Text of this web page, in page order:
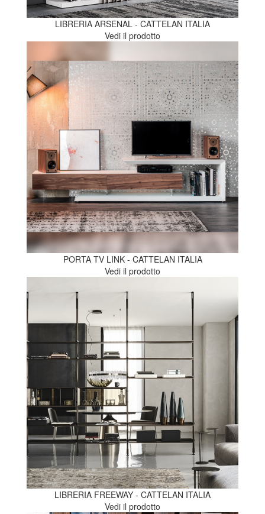
LIBRERIA ARSENAL - CATTELAN ITALIA
Vedi il prodotto
PORTA TV LINK - CATTELAN ITALIA
Vedi il prodotto
LIBRERIA FREEWAY - CATTELAN ITALIA
Vedi il prodotto